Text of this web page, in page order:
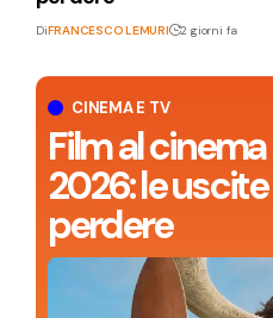
CINEMA E TV
Film al
2026: le
perdere
DiFRANCESCO LEMURI 2 giorni fa